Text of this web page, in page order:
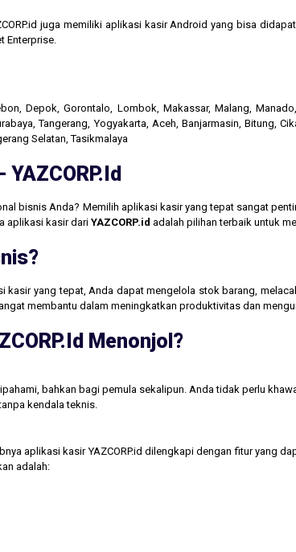
juga memiliki aplikasi kasir Android yang bisa
Enterprise.
Depok, Gorontalo, Lombok, Makassar, Malang,
Tangerang, Yogyakarta, Aceh, Banjarmasin, Bitung,
Selatan, Tasikmalaya
bisnis Anda? Memilih aplikasi kasir yang tepat sangat
aplikasi kasir dariYAZCORP.id adalah pilihan terbaik untuk
yang tepat, Anda dapat mengelola stok barang,
membantu dalam meningkatkan produktivitas dan
Menonjol?
bahkan bagi pemula sekalipun. Anda tidak perlu
kendala teknis.
aplikasi kasir YAZCORP.id dilengkapi dengan fitur yang
adalah: